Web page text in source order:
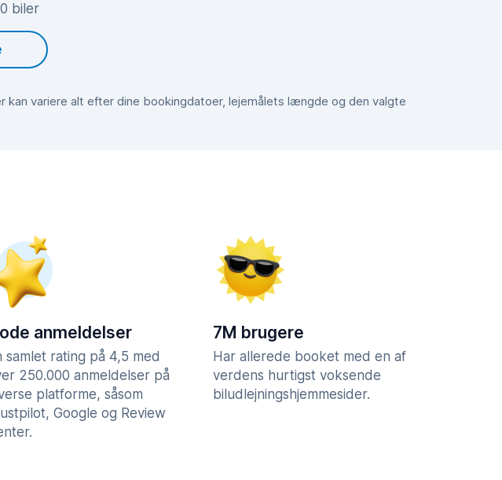
biler
variere alt efter dine bookingdatoer, lejemålets længde og den valgte
anmeldelser
samlet rating på 4,5 med
250.000 anmeldelser på
platforme, såsom
Google og Review
7M brugere
Har allerede booket med en af
verdens hurtigst voksende
biludlejningshjemmesider.